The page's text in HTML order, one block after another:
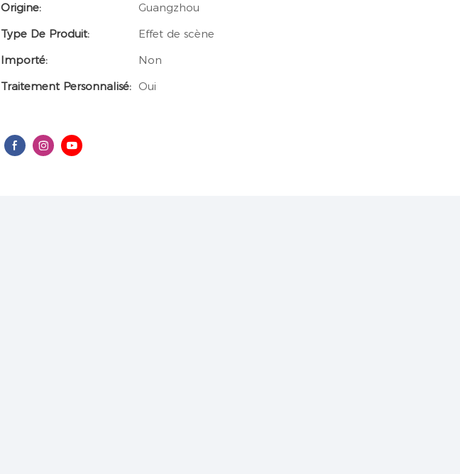
Origine:
Guangzhou
Type De Produit:
Effet de scène
Importé:
Non
Traitement Personnalisé: Oui